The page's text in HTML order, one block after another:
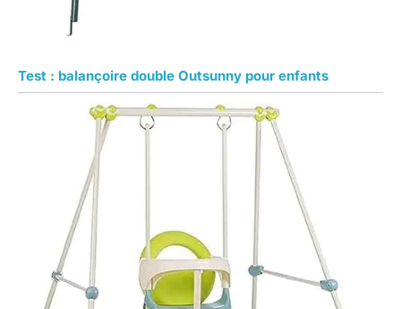
Test : balançoire double Outsunny pour enfants